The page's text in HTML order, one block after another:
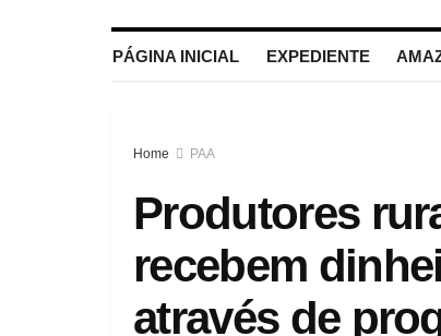
PÁGINA INICIAL EXPEDIENTE
Home PAA
Produtores
recebem
através de